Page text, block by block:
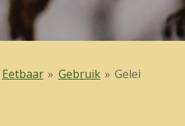
Eetbaar » Gebruik » Gelei